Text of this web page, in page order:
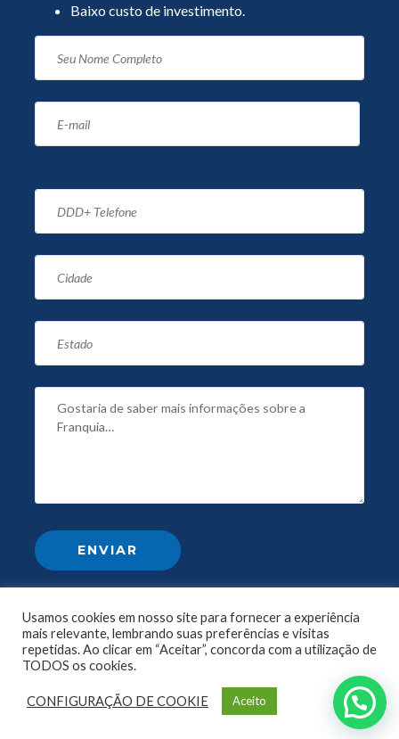
Baixo custo de investimento.
© 2024 criado por Renato Santos - CEO Irmãos Vitrine
Usamos cookies em nosso site para fornecer a experiência
mais relevante, lembrando suas preferências e visitas
repetidas. Ao clicar em “Aceitar”, concorda com a utilização de
TODOS os cookies.
CONFIGURAÇÃO DE COOKIE Aceito